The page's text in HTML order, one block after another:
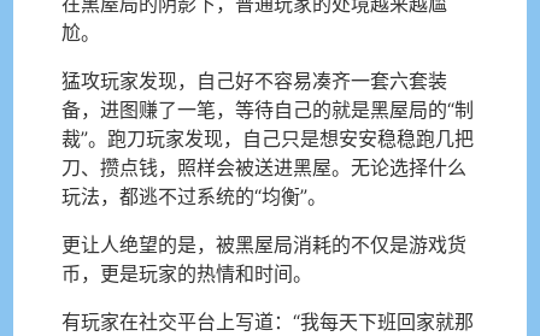
尬。
猛攻玩家发现，自己好不容易凑齐一套六套装
备，进图赚了一笔，等待自己的就是黑屋局的“制
裁”。跑刀玩家发现，自己只是想安安稳稳跑几把
刀、攒点钱，照样会被送进黑屋。无论选择什么
玩法，都逃不过系统的“均衡”。
更让人绝望的是，被黑屋局消耗的不仅是游戏货
币，更是玩家的热情和时间。
有玩家在社交平台上写道：“我每天下班回家就那